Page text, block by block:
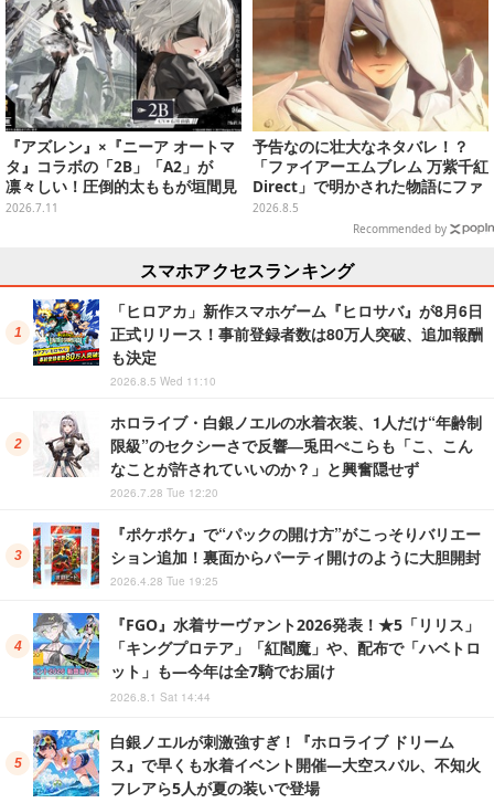
『アズレン』×『ニーア オートマ
タ』コラボの「2B」「A2」が
凛々しい！圧倒的太ももが垣間見
える“白ドレス着せ替え”も初公開
2026.7.11
予告なのに壮大なネタバレ！？
「ファイアーエムブレム 万紫千紅
Direct」で明かされた物語にファ
ンも震え上がる
2026.8.5
Recommended by
スマホアクセスランキング
「ヒロアカ」新作スマホゲーム『ヒロサバ』が8月6日
正式リリース！事前登録者数は80万人突破、追加報酬
も決定
2026.8.5 Wed 11:10
ホロライブ・白銀ノエルの水着衣装、1人だけ“年齢制
限級”のセクシーさで反響―兎田ぺこらも「こ、こん
なことが許されていいのか？」と興奮隠せず
2026.7.28 Tue 12:20
『ポケポケ』で“パックの開け方”がこっそりバリエー
ション追加！裏面からパーティ開けのように大胆開封
2026.4.28 Tue 19:25
『FGO』水着サーヴァント2026発表！★5「リリス」
「キングプロテア」「紅閻魔」や、配布で「ハベトロ
ット」も―今年は全7騎でお届け
2026.8.1 Sat 14:44
白銀ノエルが刺激強すぎ！『ホロライブ ドリーム
ス』で早くも水着イベント開催―大空スバル、不知火
フレアら5人が夏の装いで登場